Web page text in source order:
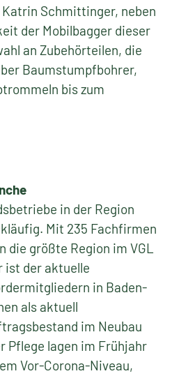
Schmittinger, neben
der Mobilbagger dieser
an Zubehörteilen, die
Baumstumpfbohrer,
bis zum
in der Region
Mit 235 Fachfirmen
die größte Region im VGL
ist der aktuelle
in Baden-
als aktuell
im Neubau
Pflege lagen im Frühjahr
Vor-Corona-Niveau,